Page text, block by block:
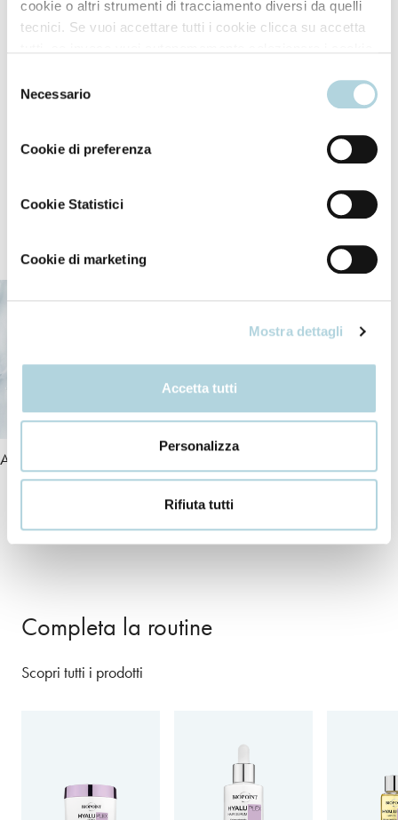
cookie o altri strumenti di tracciamento diversi da quelli
tecnici. Se vuoi accettare tutti i cookie clicca su accetta
più consulta la
delNecessario
Cookie di preferenza
Cookie Statistici
Cookie di marketing
Mostra dettagli
Accetta tutti
Personalizza
Rifiuta tutti
Modo d'uso
Applicare sulla cute, massaggiare con acqua fino al
formarsi di una ricca schiuma.
Risciacquare con cura con acqua tiepida.
Acido ialuronico
+ INCI
Completa la routine
Scopri tutti i prodotti